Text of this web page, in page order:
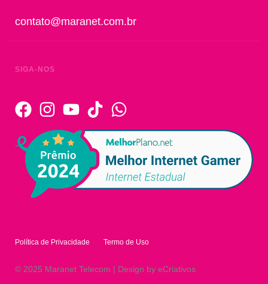
contato@maranet.com.br
SIGA-NOS
Política de Privacidade Termo de Uso
© 2025 Maranet Telecom | Design by eCriativos